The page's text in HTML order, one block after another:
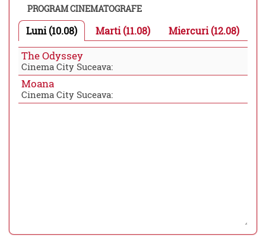
PROGRAM CINEMATOGRAFE
Luni (10.08) Marti (11.08) Miercuri (12.08)
The Odyssey
Cinema City Suceava:
Moana
Cinema City Suceava: